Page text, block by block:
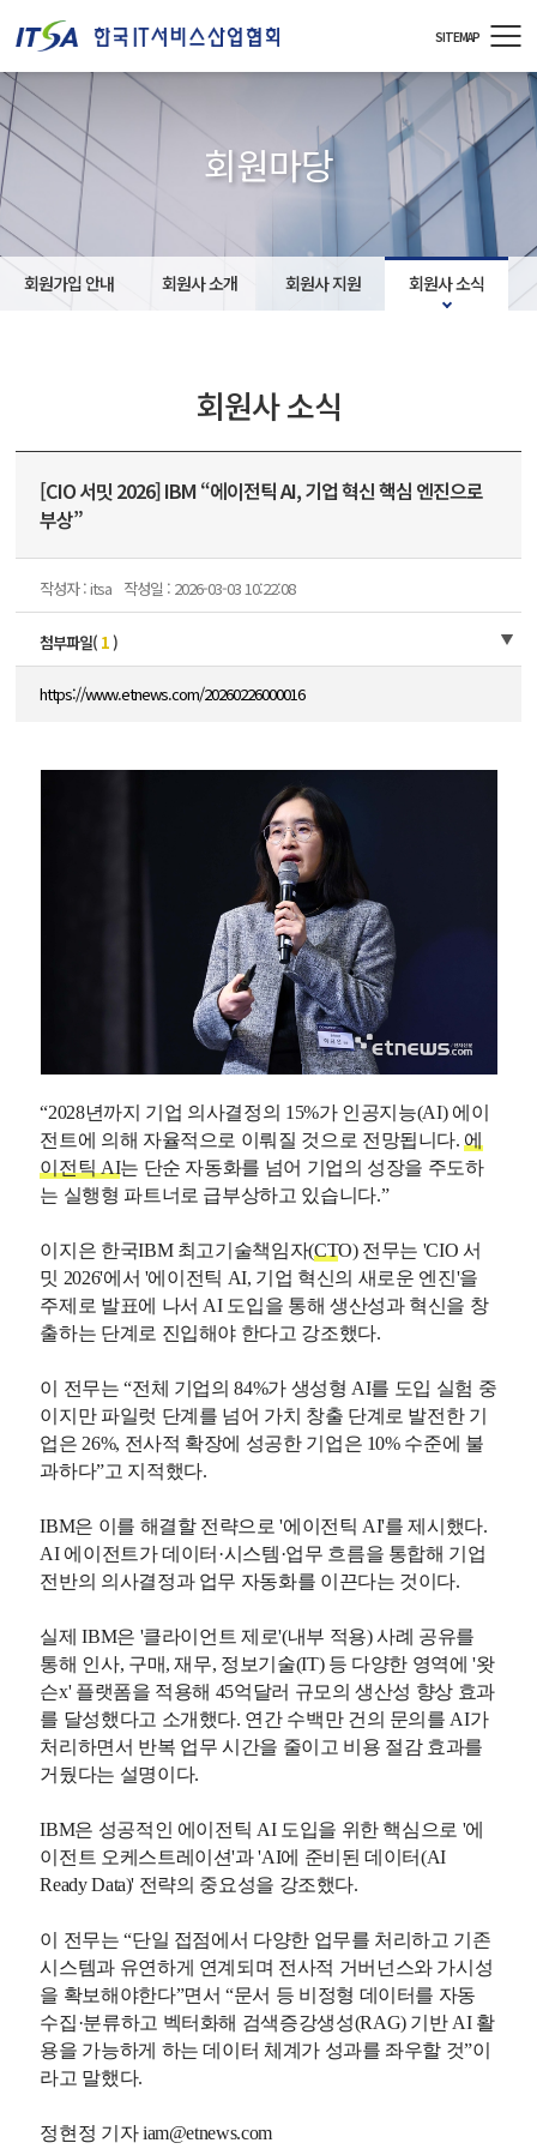
SITEMAP
회원마당
회원가입 안내 회원사 소개 회원사 지원 회원사 소식
회원사 소식
[CIO 서밋 2026] IBM “에이전틱 AI, 기업 혁신 핵심 엔진으로
부상”
작성자 : itsa 작성일 : 2026-03-03 10:22:08
첨부파일( 1 )
https://www.etnews.com/20260226000016
“2028년까지 기업 의사결정의 15%가 인공지능(AI) 에이
전트에 의해 자율적으로 이뤄질 것으로 전망됩니다. 에
이전틱 AI는 단순 자동화를 넘어 기업의 성장을 주도하
는 실행형 파트너로 급부상하고 있습니다.”
이지은 한국IBM 최고기술책임자(CTO) 전무는 'CIO 서
밋 2026'에서 '에이전틱 AI, 기업 혁신의 새로운 엔진'을
주제로 발표에 나서 AI 도입을 통해 생산성과 혁신을 창
출하는 단계로 진입해야 한다고 강조했다.
이 전무는 “전체 기업의 84%가 생성형 AI를 도입 실험 중
이지만 파일럿 단계를 넘어 가치 창출 단계로 발전한 기
업은 26%, 전사적 확장에 성공한 기업은 10% 수준에 불
과하다”고 지적했다.
IBM은 이를 해결할 전략으로 '에이전틱 AI'를 제시했다.
AI 에이전트가 데이터·시스템·업무 흐름을 통합해 기업
전반의 의사결정과 업무 자동화를 이끈다는 것이다.
실제 IBM은 '클라이언트 제로'(내부 적용) 사례 공유를
통해 인사, 구매, 재무, 정보기술(IT) 등 다양한 영역에 '왓
슨x' 플랫폼을 적용해 45억달러 규모의 생산성 향상 효과
를 달성했다고 소개했다. 연간 수백만 건의 문의를 AI가
처리하면서 반복 업무 시간을 줄이고 비용 절감 효과를
거뒀다는 설명이다.
IBM은 성공적인 에이전틱 AI 도입을 위한 핵심으로 '에
이전트 오케스트레이션'과 'AI에 준비된 데이터(AI
Ready Data)' 전략의 중요성을 강조했다.
이 전무는 “단일 접점에서 다양한 업무를 처리하고 기존
시스템과 유연하게 연계되며 전사적 거버넌스와 가시성
을 확보해야한다”면서 “문서 등 비정형 데이터를 자동
수집·분류하고 벡터화해 검색증강생성(RAG) 기반 AI 활
용을 가능하게 하는 데이터 체계가 성과를 좌우할 것”이
라고 말했다.
정현정 기자 iam@etnews.com